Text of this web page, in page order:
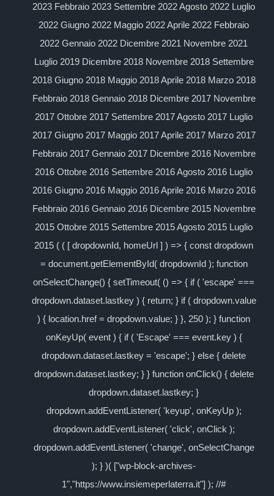
2023 Febbraio 2023 Settembre 2022 Agosto 2022 Luglio
2022 Giugno 2022 Maggio 2022 Aprile 2022 Febbraio
2022 Gennaio 2022 Dicembre 2021 Novembre 2021
Luglio 2019 Dicembre 2018 Novembre 2018 Settembre
2018 Giugno 2018 Maggio 2018 Aprile 2018 Marzo 2018
Febbraio 2018 Gennaio 2018 Dicembre 2017 Novembre
2017 Ottobre 2017 Settembre 2017 Agosto 2017 Luglio
2017 Giugno 2017 Maggio 2017 Aprile 2017 Marzo 2017
Febbraio 2017 Gennaio 2017 Dicembre 2016 Novembre
2016 Ottobre 2016 Settembre 2016 Agosto 2016 Luglio
2016 Giugno 2016 Maggio 2016 Aprile 2016 Marzo 2016
Febbraio 2016 Gennaio 2016 Dicembre 2015 Novembre
2015 Ottobre 2015 Settembre 2015 Agosto 2015 Luglio
2015 ( ( [ dropdownId, homeUrl ] ) => { const dropdown
= document.getElementById( dropdownId ); function
onSelectChange() { setTimeout( () => { if ( 'escape' ===
dropdown.dataset.lastkey ) { return; } if ( dropdown.value
) { location.href = dropdown.value; } }, 250 ); } function
onKeyUp( event ) { if ( 'Escape' === event.key ) {
dropdown.dataset.lastkey = 'escape'; } else { delete
dropdown.dataset.lastkey; } } function onClick() { delete
dropdown.dataset.lastkey; }
dropdown.addEventListener( 'keyup', onKeyUp );
dropdown.addEventListener( 'click', onClick );
dropdown.addEventListener( 'change', onSelectChange
); } )( ["wp-block-archives-
1","https://www.insiemeperlaterra.it"] ); //#